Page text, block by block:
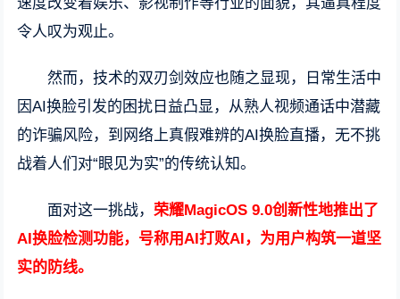
令人叹为观止。
然而，技术的双刃剑效应也随之显现，日常生活中
因AI换脸引发的困扰日益凸显，从熟人视频通话中潜藏
的诈骗风险，到网络上真假难辨的AI换脸直播，无不挑
战着人们对“眼见为实”的传统认知。
面对这一挑战，荣耀MagicOS 9.0创新性地推出了
AI换脸检测功能，号称用AI打败AI，为用户构筑一道坚
实的防线。